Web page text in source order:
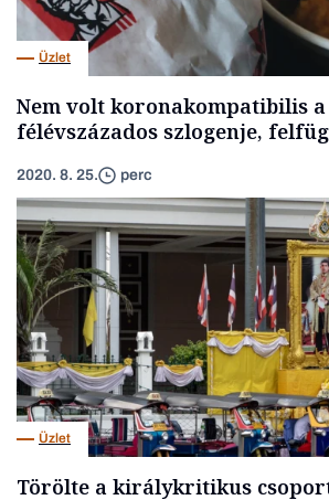
Üzlet
Nem volt koronakompatibilis a
félévszázados szlogenje,
2020. 8. 25. perc
Üzlet
Törölte a királykritikus